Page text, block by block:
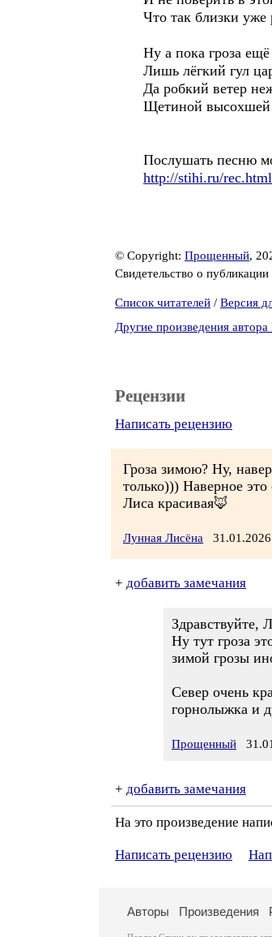
Что так близки
Ну а пока гроза
Лишь лёгкий гул
Да робкий ветер
Щетиной
Послушать песню
http://stihi.ru/
© Copyright: Прощенный,
Свидетельство о
Список читателей / Версия
Другие произведения
Рецензии
Написать рецензию
Гроза зимою? Ну,
только))) Наверное
Лиса красивая🦊
Лунная Лисёна
+ добавить замечания
Здравствуйте,
Ну тут гроза
зимой грозы
Север очень
горнолыжка и
Прощенный
+ добавить замечания
На это произведение
Написать рецензию
Авторы Произведения